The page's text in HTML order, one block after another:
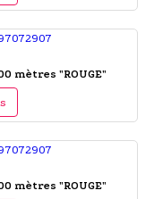
mètres "ROUGE"
mètres "ROUGE"